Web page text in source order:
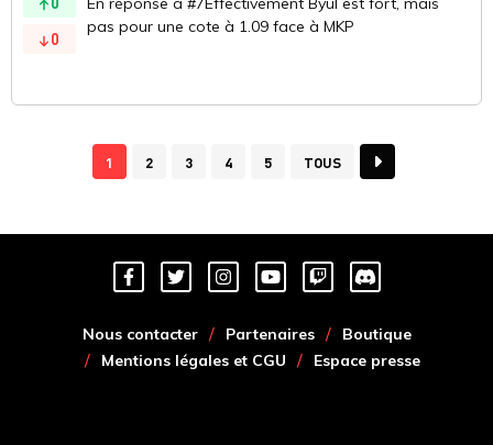
0
pas pour une cote à 1.09 face à MKP
1 2 3 4 5 TOUS
Nous contacter Partenaires
Boutique
Mentions légales et CGU
Espace presse